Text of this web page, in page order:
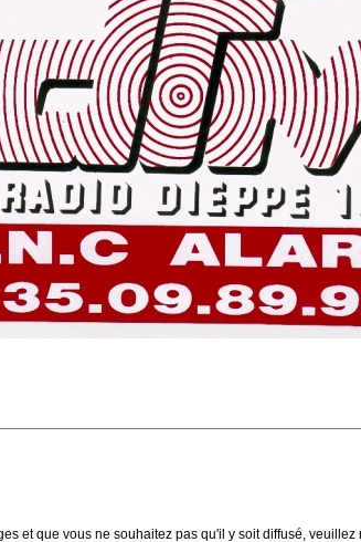
et que vous ne souhaitez pas qu'il y soit diffusé,